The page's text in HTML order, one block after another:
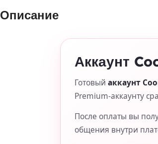
Описание
Аккаунт
Готовый аккаунт
Premium-аккаунту
После оплаты вы
общения внутри